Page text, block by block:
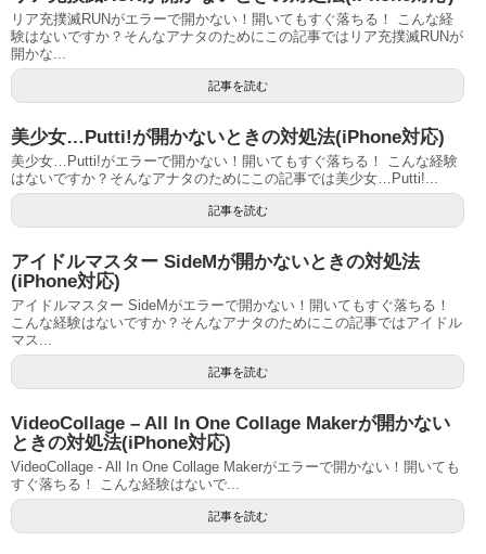
リア充撲滅RUNがエラーで開かない！開いてもすぐ落ちる！ こんな経
験はないですか？そんなアナタのためにこの記事ではリア充撲滅RUNが
開かな...
記事を読む
美少女…Putti!が開かないときの対処法(iPhone対応)
美少女…Putti!がエラーで開かない！開いてもすぐ落ちる！ こんな経験
はないですか？そんなアナタのためにこの記事では美少女…Putti!...
記事を読む
アイドルマスター SideMが開かないときの対処法
(iPhone対応)
アイドルマスター SideMがエラーで開かない！開いてもすぐ落ちる！
こんな経験はないですか？そんなアナタのためにこの記事ではアイドル
マス...
記事を読む
VideoCollage – All In One Collage Makerが開かない
ときの対処法(iPhone対応)
VideoCollage - All In One Collage Makerがエラーで開かない！開いても
すぐ落ちる！ こんな経験はないで...
記事を読む